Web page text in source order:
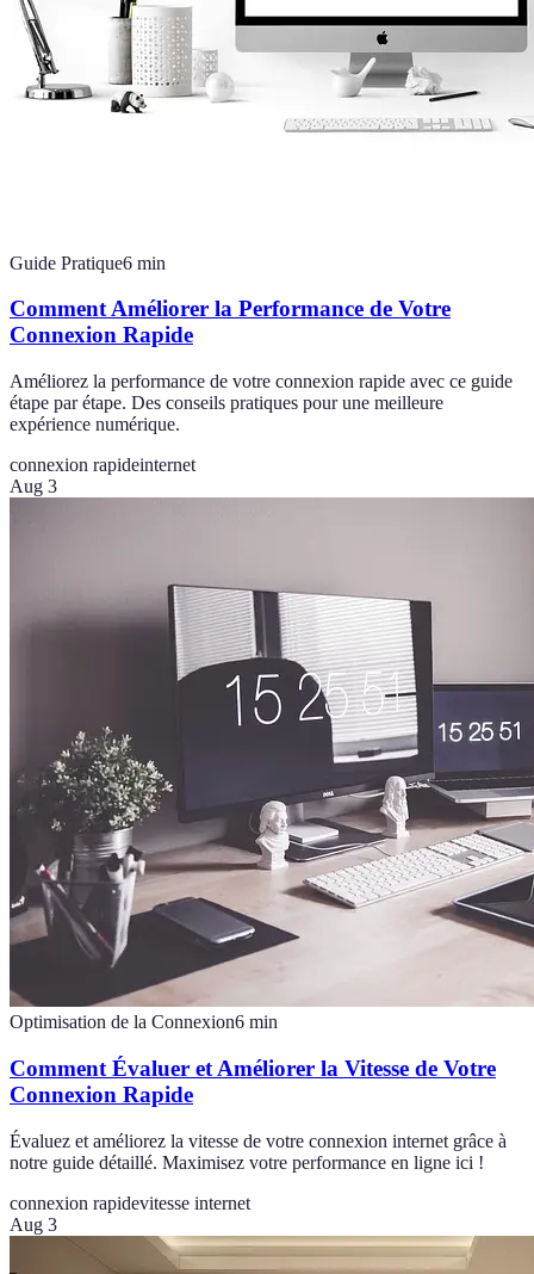
Guide Pratique6 min
Comment Améliorer la Performance de Votre
Connexion Rapide
Améliorez la performance de votre connexion rapide avec ce guide
étape par étape. Des conseils pratiques pour une meilleure
expérience numérique.
connexion rapideinternet
Aug 3
Optimisation de la Connexion6 min
Comment Évaluer et Améliorer la Vitesse de Votre
Connexion Rapide
Évaluez et améliorez la vitesse de votre connexion internet grâce à
notre guide détaillé. Maximisez votre performance en ligne ici !
connexion rapidevitesse internet
Aug 3